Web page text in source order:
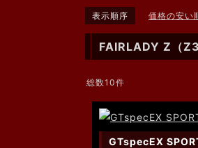
表示順序 価格の安い
FAIRLADY Z（
総数10件
GTspecEX